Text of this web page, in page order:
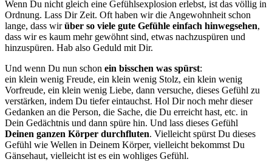
Wenn Du nicht gleich eine Gefühlsexplosion erlebst, ist das völlig in
Ordnung. Lass Dir Zeit. Oft haben wir die Angewohnheit schon
lange, dass wirüber so viele gute Gefühle einfach hinwegsehen,
dass wir es kaum mehr gewöhnt sind, etwas nachzuspüren und
hinzuspüren. Hab also Geduld mit Dir.
Und wenn Du nun schon ein bisschen was spürst:
ein klein wenig Freude, ein klein wenig Stolz, ein klein wenig
Vorfreude, ein klein wenig Liebe, dann versuche, dieses Gefühl zu
verstärken, indem Du tiefer eintauchst. Hol Dir noch mehr dieser
Gedanken an die Person, die Sache, die Du erreicht hast, etc. in
Dein Gedächtnis und dann spüre hin. Und lass dieses Gefühl
Deinen ganzen Körper durchfluten. Vielleicht spürst Du dieses
Gefühl wie Wellen in Deinem Körper, vielleicht bekommst Du
Gänsehaut, vielleicht ist es ein wohliges Gefühl.